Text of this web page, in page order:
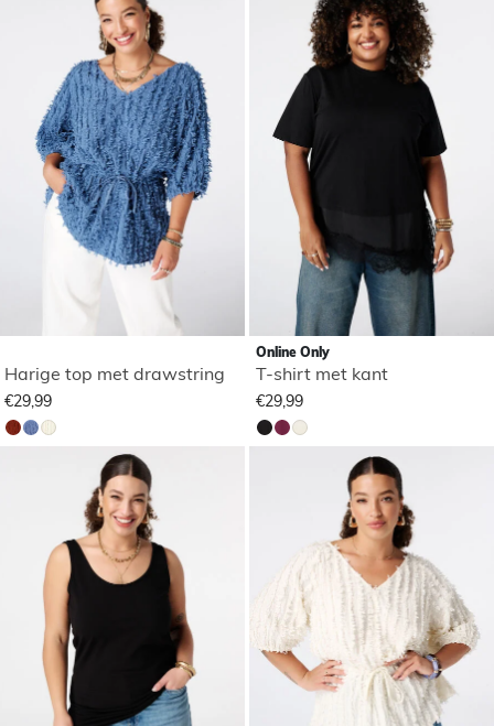
Harige top met drawstring
€29,99
Online Only
T-shirt met kant
€29,99